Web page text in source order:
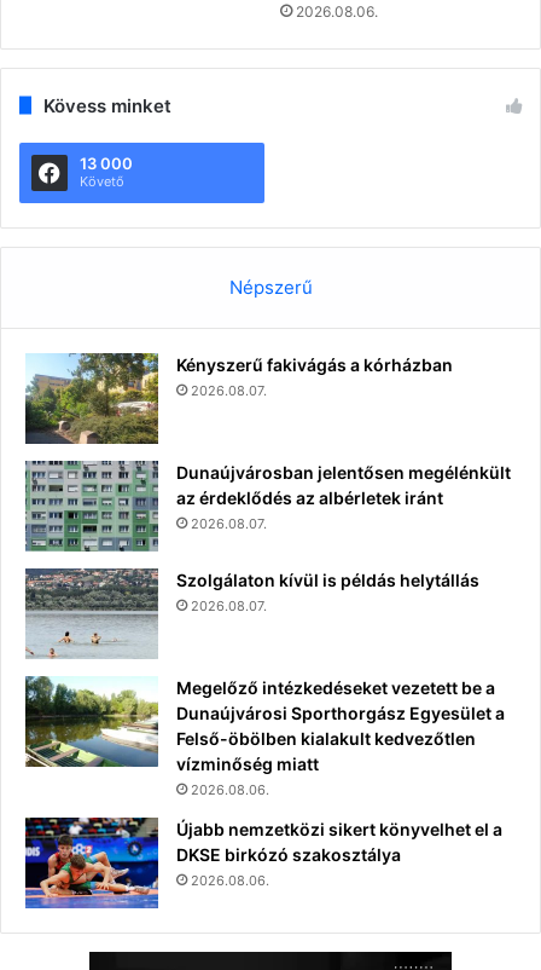
2026.08.06.
Kövess minket
13 000
Követő
Népszerű
Kényszerű fakivágás a kórházban
2026.08.07.
Dunaújvárosban jelentősen megélénkült
az érdeklődés az albérletek iránt
2026.08.07.
Szolgálaton kívül is példás helytállás
2026.08.07.
Megelőző intézkedéseket vezetett be a
Dunaújvárosi Sporthorgász Egyesület a
Felső-öbölben kialakult kedvezőtlen
vízminőség miatt
2026.08.06.
Újabb nemzetközi sikert könyvelhet el a
DKSE birkózó szakosztálya
2026.08.06.